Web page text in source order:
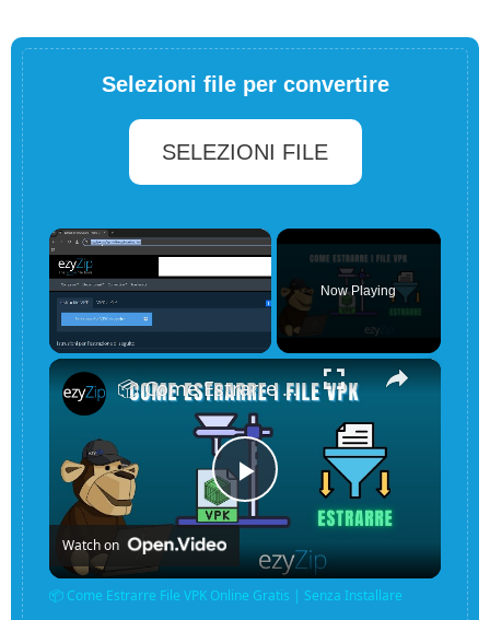
Selezioni file per convertire
SELEZIONI FILE
×
Now Playing
×
Play
Video
📦 Come Estrarre File VPK Online Gratis | Senza Installare Software
Watch on
📦 Come Estrarre File VPK Online Gratis | Senza Installare